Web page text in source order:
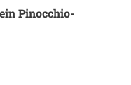
Pinocchio-